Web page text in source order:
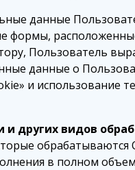
данные
формы,
Пользователь
данные о
и использование
и других видов
в полном